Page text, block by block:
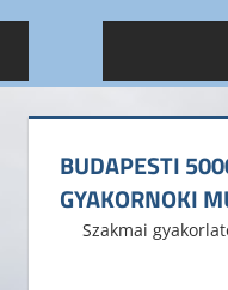
Jogtudományi
Hallgatói
Önkormányzat
BUDAPESTI
GYAKORNOKI
2015. március 5.
ELTE ÁJK HÖK
Szakmai